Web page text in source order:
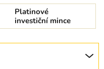
Platinové
investiční mince